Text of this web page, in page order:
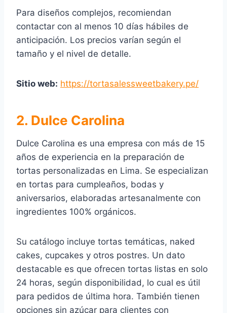
Para diseños complejos, recomiendan
contactar con al menos 10 días hábiles de
anticipación. Los precios varían según el
tamaño y el nivel de detalle.
Sitio web: https://tortasalessweetbakery.pe/
2. Dulce Carolina
Dulce Carolina es una empresa con más de 15
años de experiencia en la preparación de
tortas personalizadas en Lima. Se especializan
en tortas para cumpleaños, bodas y
aniversarios, elaboradas artesanalmente con
ingredientes 100% orgánicos.
Su catálogo incluye tortas temáticas, naked
cakes, cupcakes y otros postres. Un dato
destacable es que ofrecen tortas listas en solo
24 horas, según disponibilidad, lo cual es útil
para pedidos de última hora. También tienen
opciones sin azúcar para clientes con